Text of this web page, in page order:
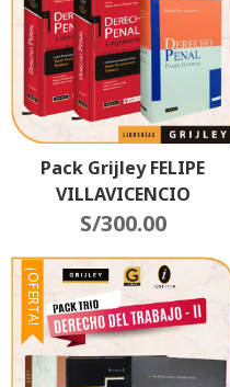
Pack Grijley FELIPE
VILLAVICENCIO
S/300.00
¡OFERTA!